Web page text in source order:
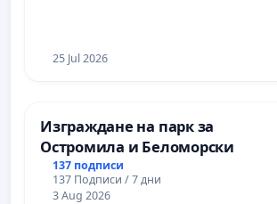
25 Jul 2026
Изграждане на парк за
Остромила и Беломорски
137 подписи
137 Подписи / 7 дни
3 Aug 2026